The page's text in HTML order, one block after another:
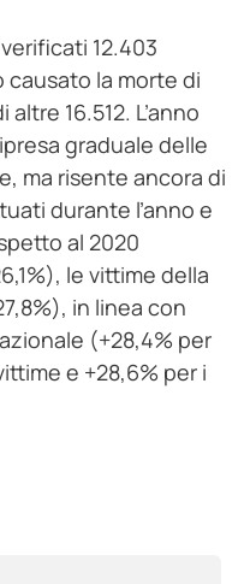
12.403
la morte di
16.512. L’anno
graduale delle
ma risente ancora di
durante l’anno e
al 2020
le vittime della
in linea con
(+28,4% per
e +28,6% per i